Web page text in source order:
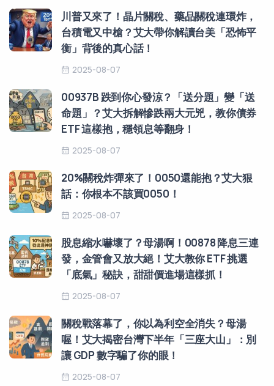
川普又來了！晶片關稅、藥品關稅連環炸，
台積電又中槍？艾大帶你解讀台美「恐怖平
衡」背後的真心話！
2025-08-07
00937B 跌到你心發涼？「送分題」變「送
命題」？艾大拆解慘跌兩大元兇，教你債券
ETF 這樣抱，穩領息等翻身！
2025-08-07
20%關稅炸彈來了！0050還能抱？艾大狠
話：你根本不該買0050！
2025-08-07
股息縮水嚇壞了？母湯啊！00878 降息三連
發，金管會又放大絕！艾大教你 ETF 挑選
「底氣」秘訣，甜甜價進場這樣抓！
2025-08-07
關稅戰落幕了，你以為利空全消失？母湯
喔！艾大揭密台灣下半年「三座大山」：別
讓 GDP 數字騙了你的眼！
2025-08-07